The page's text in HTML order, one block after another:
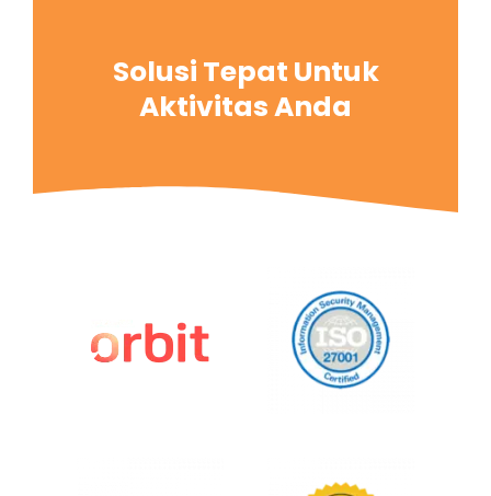
Solusi Tepat Untuk
Aktivitas Anda